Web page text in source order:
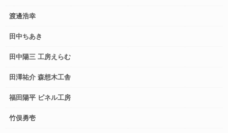
渡邊浩幸
田中ちあき
田中陽三 工房えらむ
田澤祐介 森想木工舎
福田陽平 ピネル工房
竹俣勇壱